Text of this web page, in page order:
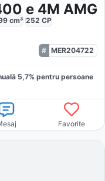
e 4M AMG
cm³ 252 CP
MER204722
5,7% pentru persoane
Favorite